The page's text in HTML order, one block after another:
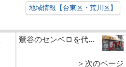
地域情報【台東区・荒川区】
鶯谷のセンベロを代...
＞次のページ